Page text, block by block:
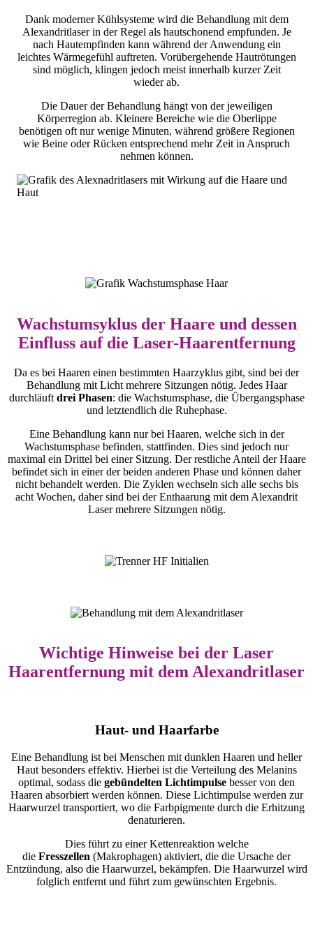
Dank moderner Kühlsysteme wird die Behandlung mit dem
Alexandritlaser in der Regel als hautschonend empfunden. Je
nach Hautempfinden kann während der Anwendung ein
leichtes Wärmegefühl auftreten. Vorübergehende Hautrötungen
sind möglich, klingen jedoch meist innerhalb kurzer Zeit
wieder ab.
Die Dauer der Behandlung hängt von der jeweiligen
Körperregion ab. Kleinere Bereiche wie die Oberlippe
benötigen oft nur wenige Minuten, während größere Regionen
wie Beine oder Rücken entsprechend mehr Zeit in Anspruch
nehmen können.
Wachs­tums­yklus der Haare und dessen
Einfluss auf die Laser-Haarentfernung
Da es bei Haaren einen bestimmten Haarzyklus gibt, sind bei der
Behandlung mit Licht mehrere Sitzungen nötig. Jedes Haar
durchläuft drei Phasen: die Wachstumsphase, die Übergangsphase
und letztendlich die Ruhephase.
Eine Behandlung kann nur bei Haaren, welche sich in der
Wachstumsphase befinden, stattfinden. Dies sind jedoch nur
maximal ein Drittel bei einer Sitzung. Der restliche Anteil der Haare
befindet sich in einer der beiden anderen Phase und können daher
nicht behandelt werden. Die Zyklen wechseln sich alle sechs bis
acht Wochen, daher sind bei der Enthaarung mit dem Alexandrit
Laser mehrere Sitzungen nötig.
Wichtige Hin­weise bei der Laser
Haarentfernung mit dem Alexandritlaser
Haut- und Haar­farbe
Eine Behandlung ist bei Menschen mit dunklen Haaren und heller
Haut besonders effektiv. Hierbei ist die Verteilung des Melanins
optimal, sodass die gebündelten Lichtimpulse besser von den
Haaren absorbiert werden können. Diese Lichtimpulse werden zur
Haarwurzel transportiert, wo die Farbpigmente durch die Erhitzung
denaturieren.
Dies führt zu einer Kettenreaktion welche
die Fresszellen (Makrophagen) aktiviert, die die Ursache der
Entzündung, also die Haarwurzel, bekämpfen. Die Haarwurzel wird
folglich entfernt und führt zum gewünschten Ergebnis.